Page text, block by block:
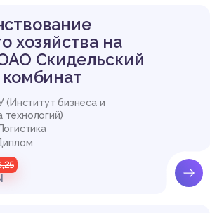
хозяйства на
Скидельский
(Институт бизнеса и